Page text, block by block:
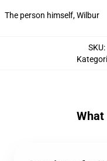
The person himself, Wilbur
SKU:
What